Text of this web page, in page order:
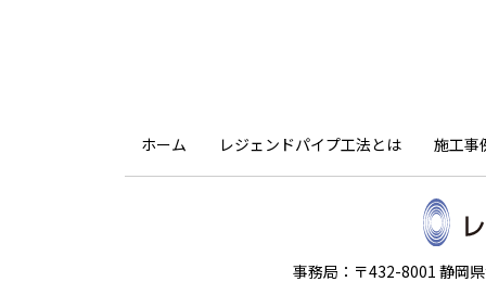
ホーム レジェンドパイプ工法とは 施工事
事務局：〒432-8001 静岡